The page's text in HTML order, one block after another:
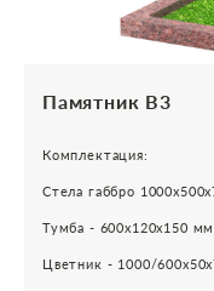
Памятник В3
Комплектация:
Стела габбро
Тумба - 600х120х150 мм
Цветник - 1000/